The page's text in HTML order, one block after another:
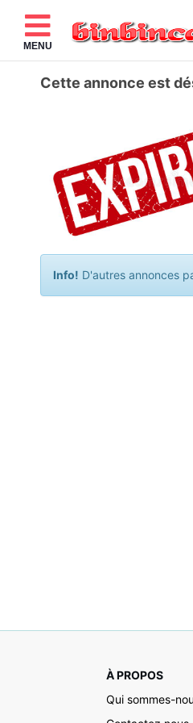
MENU
Cette annonce est
Info! D'autres annonces
À PROPOS
Qui sommes-